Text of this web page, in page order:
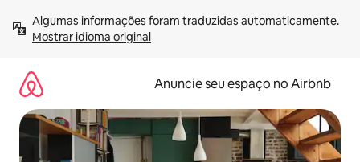
para
Mostrar idioma original
Anuncie seu espaço no Airbnb